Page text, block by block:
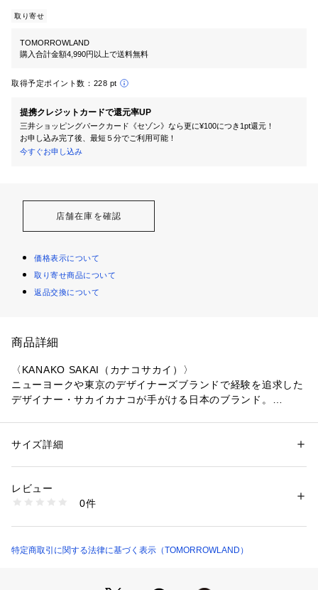
取り寄せ
TOMORROWLAND
購入合計金額4,990円以上で送料無料
取得予定ポイント数： 228 pt
提携クレジットカードで還元率UP
三井ショッピングパークカード《セゾン》なら更に¥100につき1pt還元！
お申し込み完了後、最短５分でご利用可能！
今すぐお申し込み
店舗在庫を確認
価格表示について
取り寄せ商品について
返品交換について
商品詳細
〈KANAKO SAKAI（カナコサカイ）〉
ニューヨークや東京のデザイナーズブランドで経験を追求した
デザイナー・サカイカナコが手がける日本のブランド。
さい。
性別：レディース
素材：本体：ポリエステル90％　ポリウレタン10％
洗濯：手洗い、漂白不可、タンブル乾燥不可、自然乾燥、アイロン仕上げ
不可、ドライ不可、ウエットクリーニング不可
商品番号：1095000024305 （モール）
サイズ詳細
レビュー
0件
特定商取引に関する法律に基づく表示（TOMORROWLAND）